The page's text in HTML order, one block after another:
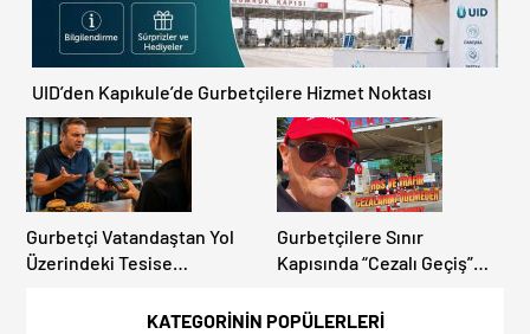
KATEGORİNİN POPÜLERLERİ
UID’den Kapıkule’de Gurbetçilere Hizmet Noktası
Gurbetçi Vatandaştan Yol
Üzerindeki Tesise
“Hesabınızı Mutlaka Kontrol
Gurbetçilere Sınır
Kapısında “Cezalı Geçiş”
Dışına Çıkamıyor!